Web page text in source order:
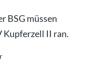
BSG müssen
Kupferzell II ran.